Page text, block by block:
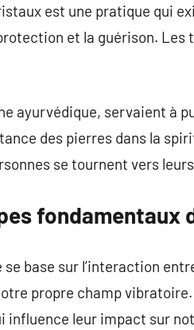
est une pratique qui
et la guérison. Les
ayurvédique, servaient à
des pierres dans la
se tournent vers
fondamentaux
base sur l’interaction
propre champ
influence leur impact sur